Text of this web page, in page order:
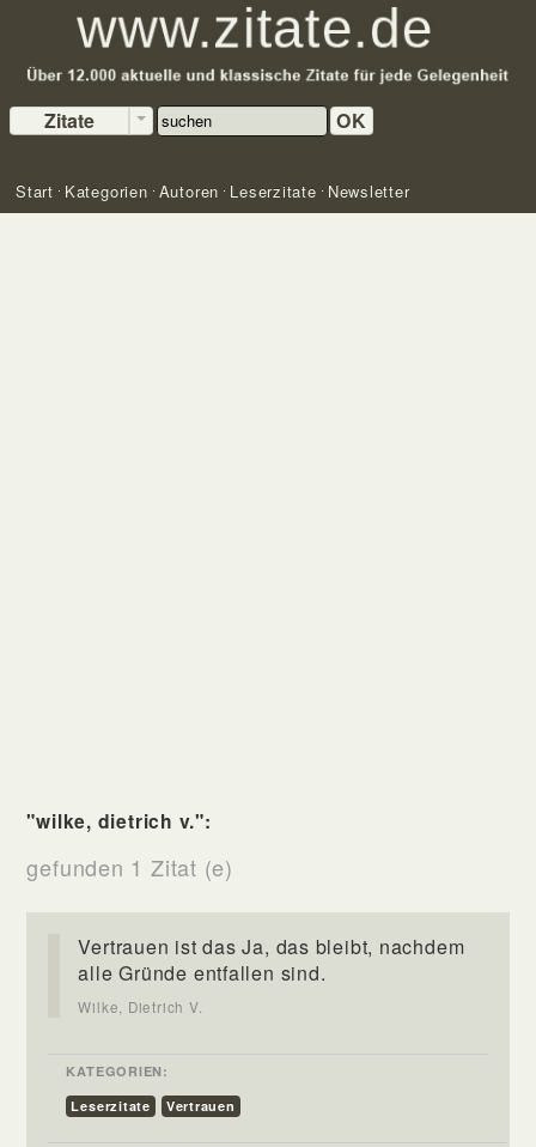
Zitate OK
Start Kategorien Autoren Leserzitate Newsletter
"wilke, dietrich v.":
gefunden 1 Zitat (e)
Vertrauen ist das Ja, das bleibt, nachdem
alle Gründe entfallen sind.
Wilke, Dietrich V.
KATEGORIEN:
Leserzitate
Vertrauen